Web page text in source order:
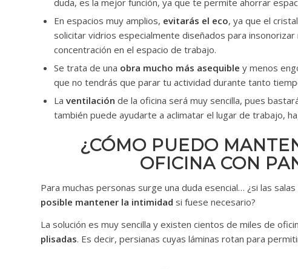
duda, es la mejor función, ya que te permite ahorrar
En espacios muy amplios, evitarás el eco, ya que el
solicitar vidrios especialmente diseñados para
concentración en el espacio de trabajo.
Se trata de una obra mucho más asequible y menos
que no tendrás que parar tu actividad durante tanto
La ventilación de la oficina será muy sencilla, pues
también puede ayudarte a aclimatar el lugar de trabajo,
¿CÓMO PUEDO
OFICINA CON
Para muchas personas surge una duda esencial… ¿si las
posible mantener la intimidad si fuese necesario?
La solución es muy sencilla y existen cientos de miles de
plisadas. Es decir, persianas cuyas láminas rotan para